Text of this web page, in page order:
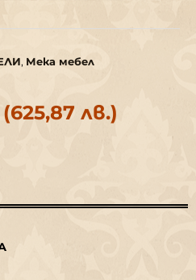
, Мека мебел
(625,87 лв.)